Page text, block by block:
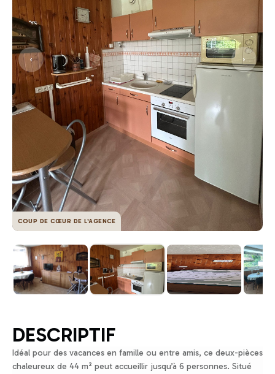
COUP DE CŒUR DE L'AGENCE
DESCRIPTIF
Idéal pour des vacances en famille ou entre amis, ce deux-pièces
chaleureux de 44 m² peut accueillir jusqu’à 6 personnes. Situé